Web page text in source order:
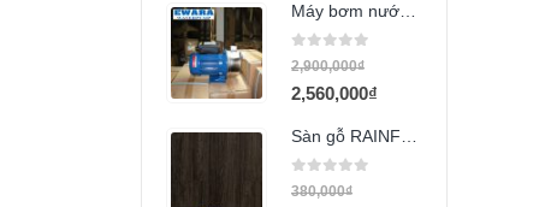
Máy bơm nước Ewara JEXM075 550w
0 out of 5
2,900,000₫
2,560,000₫
Sàn gỗ RAINFOREST RF318
0out of 5
380,000₫